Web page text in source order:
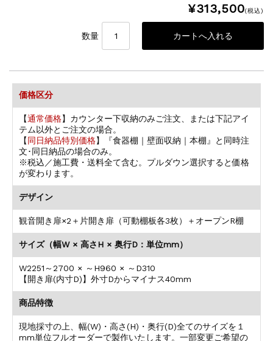
¥313,500(税込)
数量
価格区分
【通常価格】カウンター下収納のみご注文、または下記アイ
テム以外とご注文の場合。
【同日納品特別価格】『食器棚｜壁面収納｜本棚』と同時注
文･同日納品の場合のみ。
※税込／施工費・送料全て含む。プルダウン選択すると価格
が変わります。
デザイン
観音開き扉×2＋片開き扉（可動棚板各3枚）＋オープンR棚
サイズ（幅W × 高さH × 奥行D：単位mm）
W2251～2700 × ～H960 × ～D310
【開き扉(内寸D)】外寸Dからマイナス40mm
商品特徴
現地採寸の上、幅(W)・高さ(H)・奥行(D)全てのサイズを１
mm単位フルオーダーで製作いたします。一部変更ご希望の